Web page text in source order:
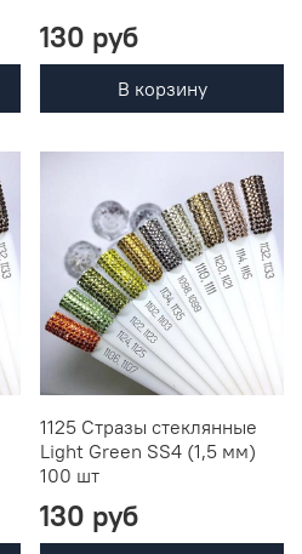
130 руб
В корзину
1125 Стразы стеклянные
Light Green SS4 (1,5 мм)
100 шт
130 руб